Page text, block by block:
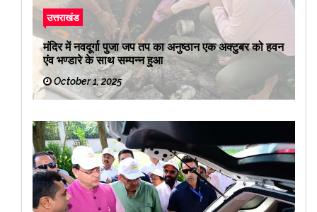
उत्तराखंड
मंदिर में नवदूर्गा पुजा जप तप का अनुष्ठान एक अक्टुबर को हवन
एंव भण्डारे के साथ सम्पन्न हुआ
October 1, 2025